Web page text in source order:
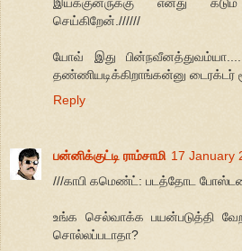
செய்கிறேன்.//////
யோவ் இது
தண்ணியடிக்கிறாங்கன்னு டைரக்டர்
Reply
பன்னிக்குட்டி ராம்சாமி 17 January
///காபி கமெண்ட்: படத்தோட
உங்க செல்வாக்க பயன்படுத்தி
சொல்லப்படாதா?